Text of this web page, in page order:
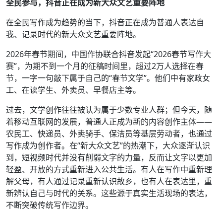
全民参与，抖音正在成为新大众文艺重要阵地
在全民写作成为趋势的当下，抖音正在成为普通人表达自
我、记录时代的新大众文艺重要阵地。
2026年春节期间，中国作协联合抖音发起“2026春节写作大
赛”，为期不到一个月的征稿时间里，超过2万人选择在春
节，一字一句敲下属于自己的“春节文学”。他们中有家政女
工、在读学生、外卖员、早餐店主等。
过去，文学创作往往被认为属于少数专业人群；但今天，随
着移动互联网的发展，普通人正成为新的内容创作主体——
农民工、快递员、外卖骑手、保洁员等基层劳动者，也通过
写作成为创作者。在“新大众文艺”的热潮下，大众逐渐认识
到，短视频时代并没有削弱文字的力量，反而让文字以更加
轻盈、开放的方式重新进入公共生活。有人在写作中重新理
解父母，有人通过记录重新认识故乡，也有人在表达里，重
新辨认自己与时代的关系。这些源于真实生活现场的表达，
不断突破传统写作边界。